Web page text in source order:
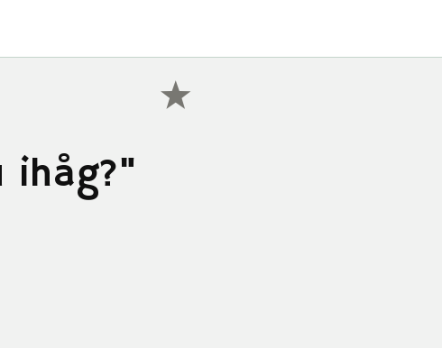
ihåg?"